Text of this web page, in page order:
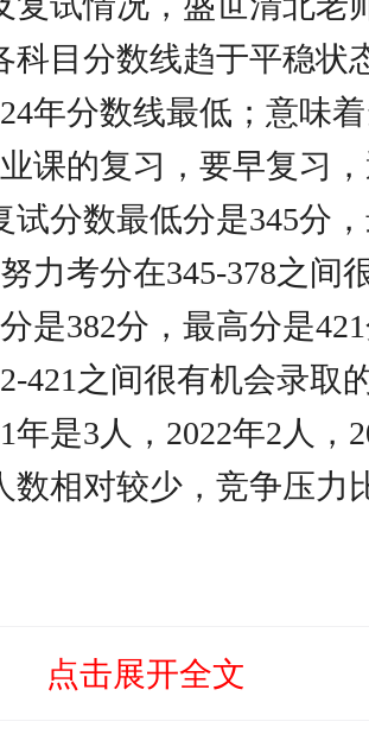
科目分数线趋于平稳状
年分数线最低；意味
课的复习，要早复习，
试分数最低分是345分
力考分在345-378之间
是382分，最高分是
421之间很有机会录取的
年是3人，2022年2人，
数相对较少，竞争压力
|北京大学马克思主义
点击展开全文